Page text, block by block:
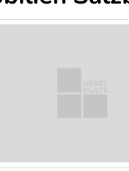
Mitglieder